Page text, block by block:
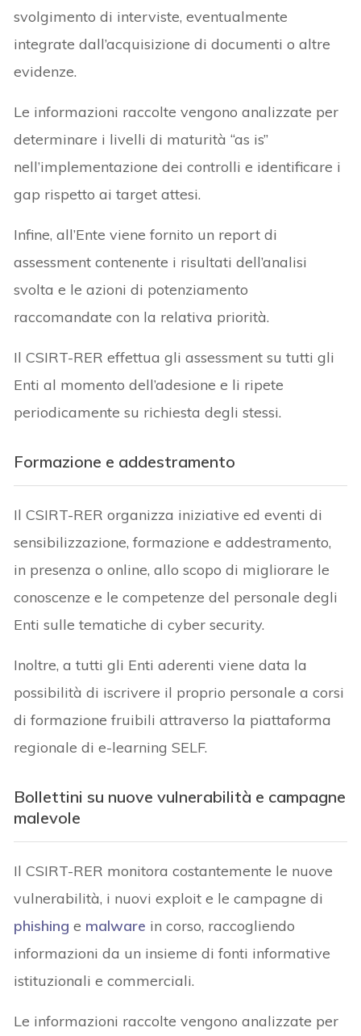
svolgimento di interviste, eventualmente
integrate dall’acquisizione di documenti o altre
evidenze.
Le informazioni raccolte vengono analizzate per
determinare i livelli di maturità “as is”
nell’implementazione dei controlli e identificare i
gap rispetto ai target attesi.
Infine, all’Ente viene fornito un report di
assessment contenente i risultati dell’analisi
svolta e le azioni di potenziamento
raccomandate con la relativa priorità.
Il CSIRT-RER effettua gli assessment su tutti gli
Enti al momento dell’adesione e li ripete
periodicamente su richiesta degli stessi.
Formazione e addestramento
Il CSIRT-RER organizza iniziative ed eventi di
sensibilizzazione, formazione e addestramento,
in presenza o online, allo scopo di migliorare le
conoscenze e le competenze del personale degli
Enti sulle tematiche di cyber security.
Inoltre, a tutti gli Enti aderenti viene data la
possibilità di iscrivere il proprio personale a corsi
di formazione fruibili attraverso la piattaforma
regionale di e-learning SELF.
Bollettini su nuove vulnerabilità e campagne
malevole
Il CSIRT-RER monitora costantemente le nuove
vulnerabilità, i nuovi exploit e le campagne di
phishing e malware in corso, raccogliendo
informazioni da un insieme di fonti informative
istituzionali e commerciali.
Le informazioni raccolte vengono analizzate per